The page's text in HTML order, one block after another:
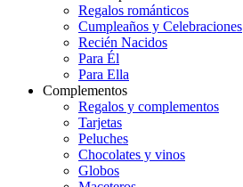
Regalos románticos
Cumpleaños y Celebraciones
Recién Nacidos
Para Él
Para Ella
Complementos
Regalos y complementos
Tarjetas
Peluches
Chocolates y vinos
Globos